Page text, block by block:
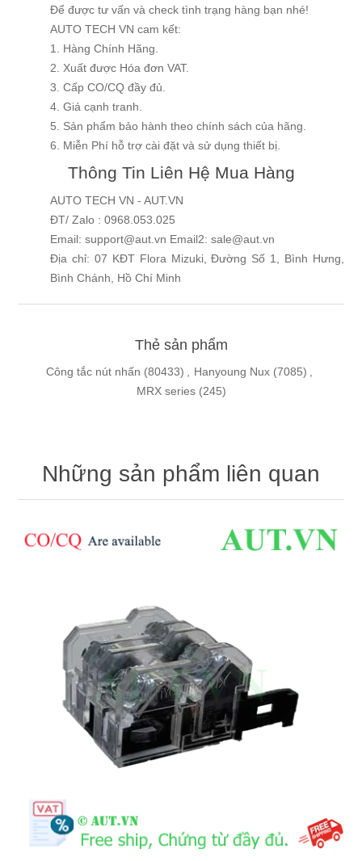
Để được tư vấn và check tình trạng hàng bạn nhé!
AUTO TECH VN cam kết:
1. Hàng Chính Hãng.
2. Xuất được Hóa đơn VAT.
3. Cấp CO/CQ đầy đủ.
4. Giá cạnh tranh.
5. Sản phẩm bảo hành theo chính sách của hãng.
6. Miễn Phí hỗ trợ cài đặt và sử dụng thiết bị.
Thông Tin Liên Hệ Mua Hàng
AUTO TECH VN - AUT.VN
ĐT/ Zalo : 0968.053.025
Email: support@aut.vn Email2: sale@aut.vn
Địa chỉ: 07 KĐT Flora Mizuki, Đường Số 1, Bình Hưng,
Bình Chánh, Hồ Chí Minh
Thẻ sản phẩm
Công tắc nút nhấn (80433) , Hanyoung Nux (7085) ,
MRX series (245)
Những sản phẩm liên quan